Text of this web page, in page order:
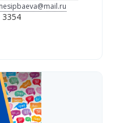
3354